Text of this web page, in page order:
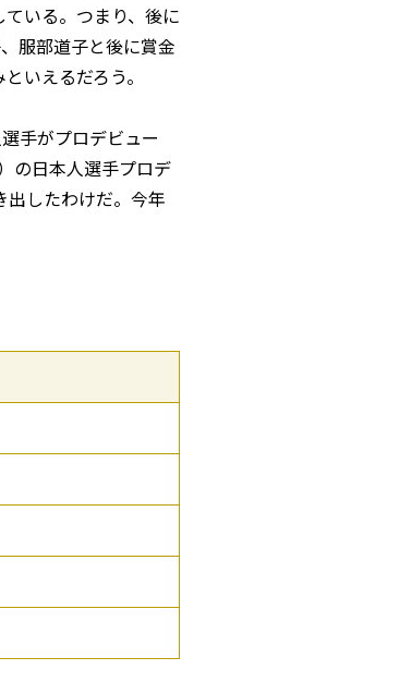
いる。つまり、後に
服部道子と後に賞金
いえるだろう。
手がプロデビュー
の日本人選手プロデ
出したわけだ。今年